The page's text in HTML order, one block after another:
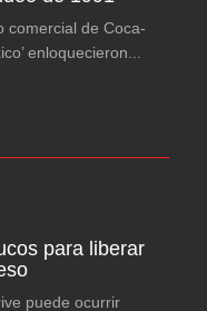
comercial de Coca-
enloquecieron...
para liberar
puede ocurrir